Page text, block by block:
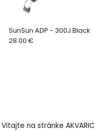
SunSun ADP - 300J Black
28.00 €
Vitajte na stránke